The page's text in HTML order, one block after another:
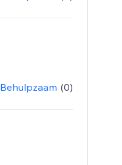
Behulpzaam (0)